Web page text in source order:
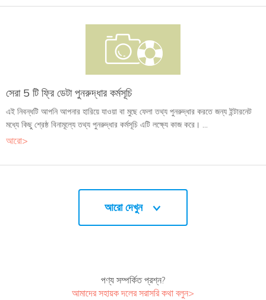
সেরা 5 টি ফ্রি ডেটা পুনরুদ্ধার কর্মসূচি
এই নিবন্ধটি আপনি আপনার হারিয়ে যাওয়া বা মুছে ফেলা তথ্য পুনরুদ্ধার করতে জন্য ইন্টারনেট
মধ্যে কিছু শ্রেষ্ঠ বিনামূল্যে তথ্য পুনরুদ্ধার কর্মসূচি এটি লক্ষ্যে কাজ করে। ...
আরো>
আরো দেখুন
পণ্য সম্পর্কিত প্রশ্ন?
আমাদের সহায়ক দলের সরাসরি কথা বলুন>